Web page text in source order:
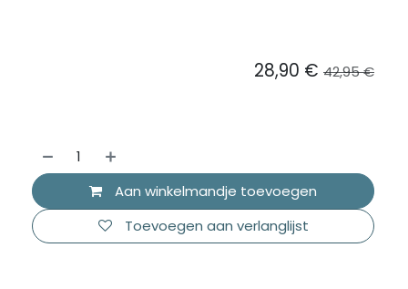
Aan winkelmandje toevoegen
Toevoegen aan verlanglijst
28,90 € 42,95€